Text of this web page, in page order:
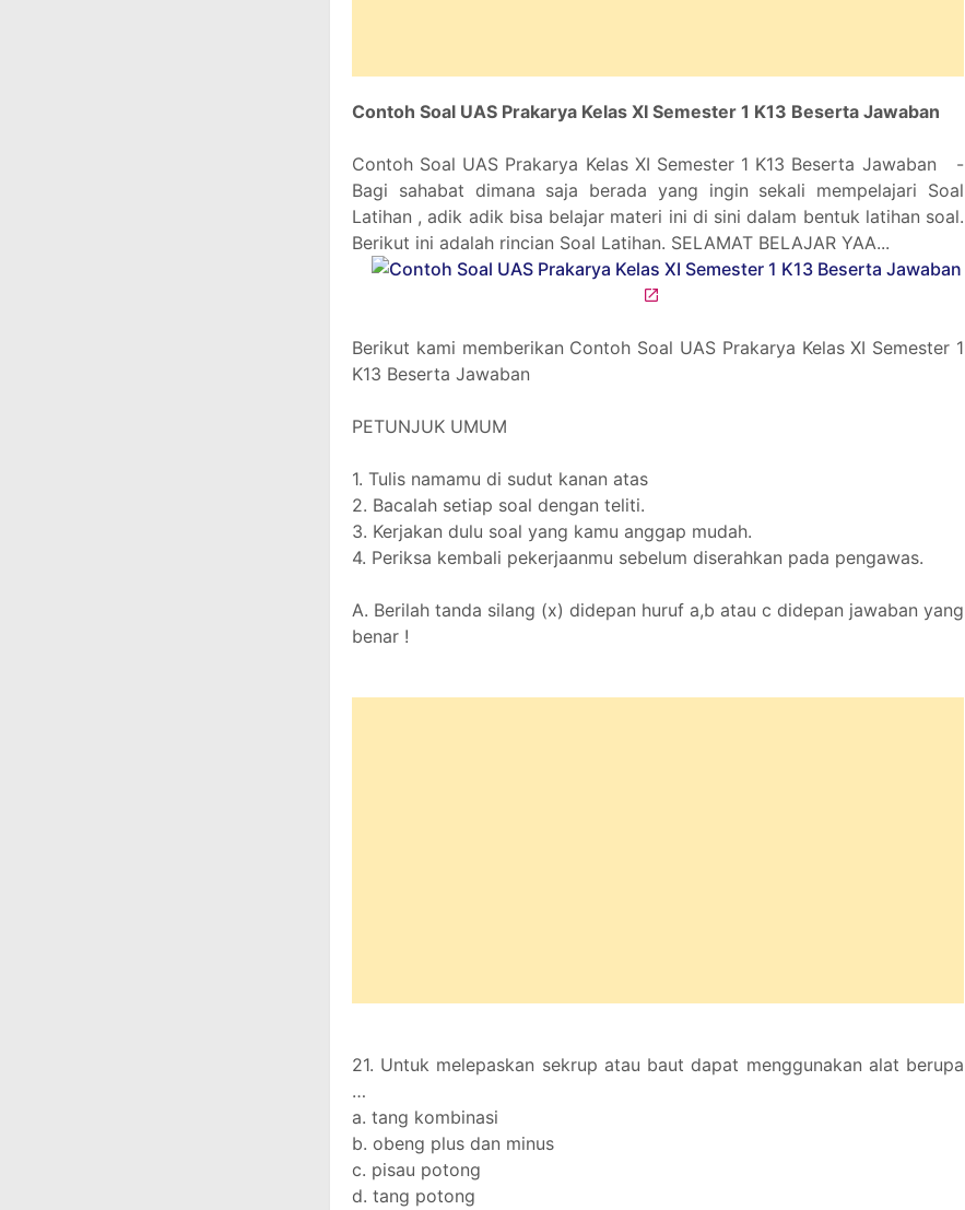
Contoh Soal UAS Prakarya Kelas XI Semester 1 K13 Beserta Jawaban
Contoh Soal UAS Prakarya Kelas XI Semester 1 K13 Beserta Jawaban -
Bagi sahabat dimana saja berada yang ingin sekali mempelajari Soal
Latihan , adik adik bisa belajar materi ini di sini dalam bentuk latihan soal.
Berikut ini adalah rincian Soal Latihan. SELAMAT BELAJAR YAA...
Berikut kami memberikan Contoh Soal UAS Prakarya Kelas XI Semester 1
K13 Beserta Jawaban
PETUNJUK UMUM
1. Tulis namamu di sudut kanan atas
2. Bacalah setiap soal dengan teliti.
3. Kerjakan dulu soal yang kamu anggap mudah.
4. Periksa kembali pekerjaanmu sebelum diserahkan pada pengawas.
A. Berilah tanda silang (x) didepan huruf a,b atau c didepan jawaban yang
benar !
21. Untuk melepaskan sekrup atau baut dapat menggunakan alat berupa
…
a. tang kombinasi
b. obeng plus dan minus
c. pisau potong
d. tang potong